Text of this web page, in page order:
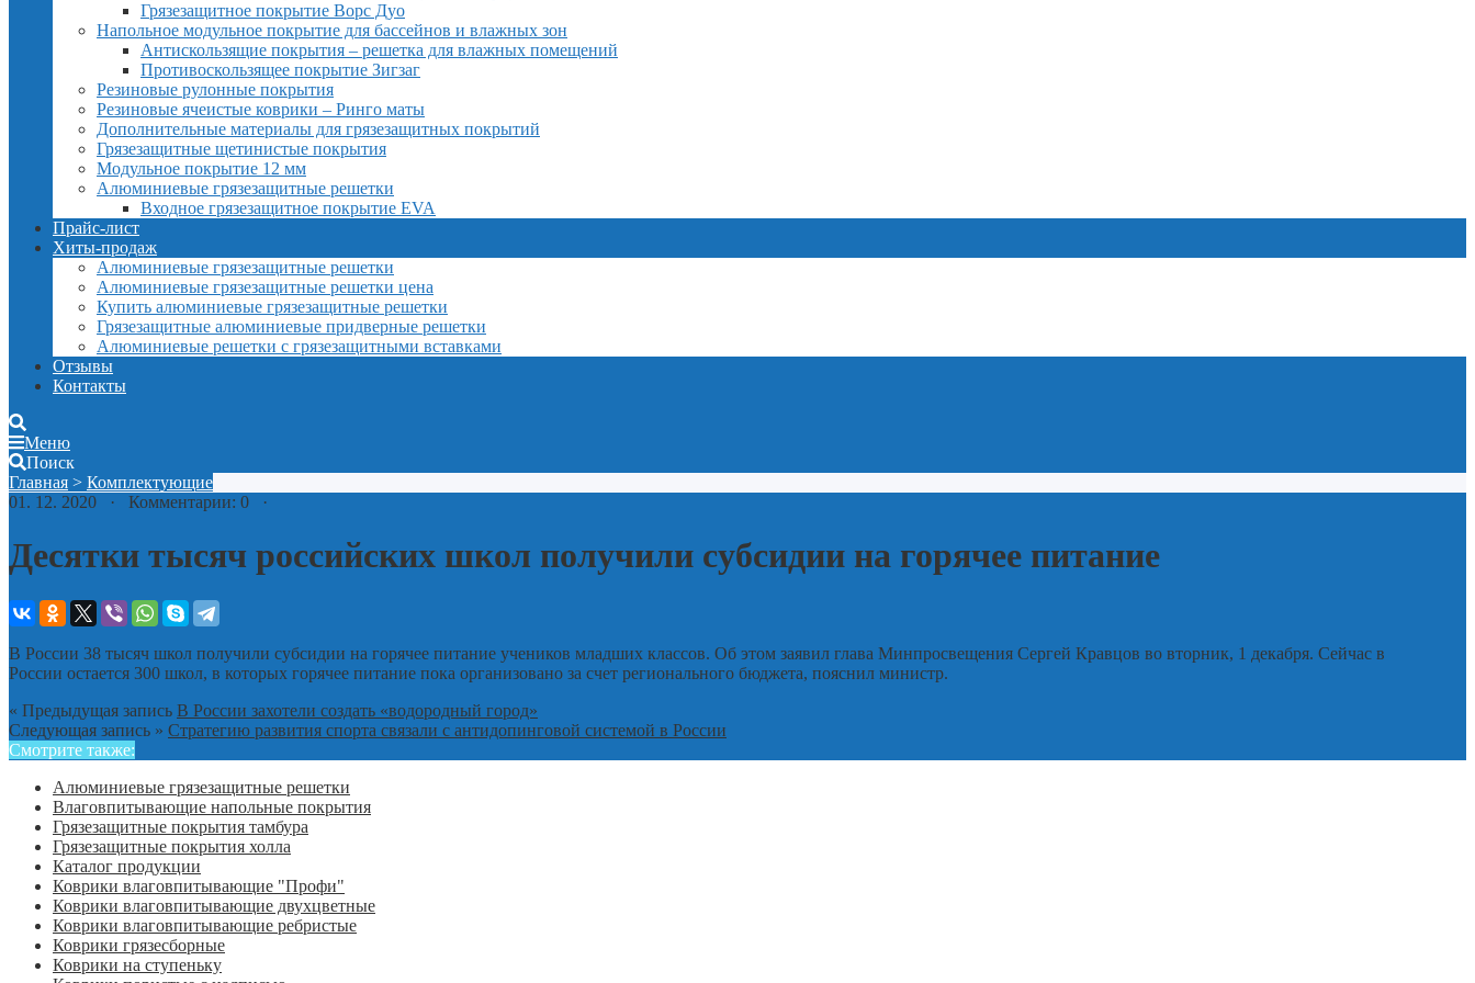
Грязезащитное покрытие Ворс Дуо
Напольное модульное покрытие для бассейнов и влажных зон
Антискользящие покрытия – решетка для влажных помещений
Противоскользящее покрытие Зигзаг
Резиновые рулонные покрытия
Резиновые ячеистые коврики – Ринго маты
Дополнительные материалы для грязезащитных покрытий
Грязезащитные щетинистые покрытия
Модульное покрытие 12 мм
Алюминиевые грязезащитные решетки
Входное грязезащитное покрытие EVA
Прайс-лист
Хиты-продаж
Алюминиевые грязезащитные решетки
Алюминиевые грязезащитные решетки цена
Купить алюминиевые грязезащитные решетки
Грязезащитные алюминиевые придверные решетки
Алюминиевые решетки с грязезащитными вставками
Отзывы
Контакты
Меню
Поиск
Главная > Комплектующие
01. 12. 2020 · Комментарии: 0 ·
Десятки тысяч российских школ получили субсидии на горячее питание
В России 38 тысяч школ получили субсидии на горячее питание учеников младших классов. Об этом заявил глава Минпросвещения Сергей Кравцов во вторник, 1 декабря. Сейчас в
России остается 300 школ, в которых горячее питание пока организовано за счет регионального бюджета, пояснил министр.
« Предыдущая запись В России захотели создать «водородный город»
Следующая запись » Стратегию развития спорта связали с антидопинговой системой в России
Смотрите также:
Алюминиевые грязезащитные решетки
Влаговпитывающие напольные покрытия
Грязезащитные покрытия тамбура
Грязезащитные покрытия холла
Каталог продукции
Коврики влаговпитывающие "Профи"
Коврики влаговпитывающие двухцветные
Коврики влаговпитывающие ребристые
Коврики грязесборные
Коврики на ступеньку